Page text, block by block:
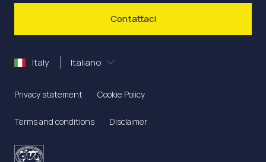
Contattaci
Italy Italiano
Privacy statement Cookie Policy
Terms and conditions Disclaimer